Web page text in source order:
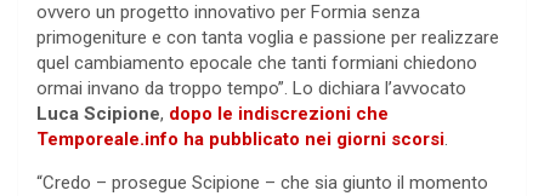
ovvero un progetto innovativo per Formia senza
primogeniture e con tanta voglia e passione per realizzare
quel cambiamento epocale che tanti formiani chiedono
ormai invano da troppo tempo”. Lo dichiara l’avvocato
Luca Scipione, dopo le indiscrezioni che
Temporeale.info ha pubblicato nei giorni scorsi.
“Credo – prosegue Scipione – che sia giunto il momento